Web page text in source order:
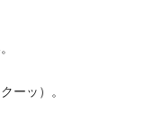
ーッ）。